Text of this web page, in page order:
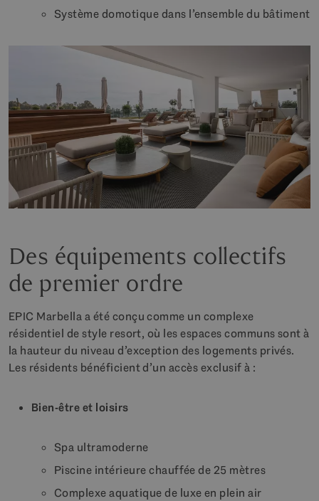
Système domotique dans l’ensemble du bâtiment
Des équipements collectifs
de premier ordre
EPIC Marbella a été conçu comme un complexe
résidentiel de style resort, où les espaces communs sont à
la hauteur du niveau d’exception des logements privés.
Les résidents bénéficient d’un accès exclusif à :
Bien-être et loisirs
Spa ultramoderne
Piscine intérieure chauffée de 25 mètres
Complexe aquatique de luxe en plein air